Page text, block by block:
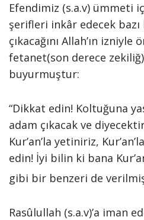
Efendimiz (s.a.v) ümmeti
şerifleri inkâr edecek
çıkacağını Allah’ın
fetanet(son derece
buyurmuştur:
“Dikkat edin! Koltuğuna
adam çıkacak ve
Kur’an’la yetiniriz,
edin! İyi bilin ki bana
gibi bir benzeri de
Rasûlullah (s.a.v)’a iman